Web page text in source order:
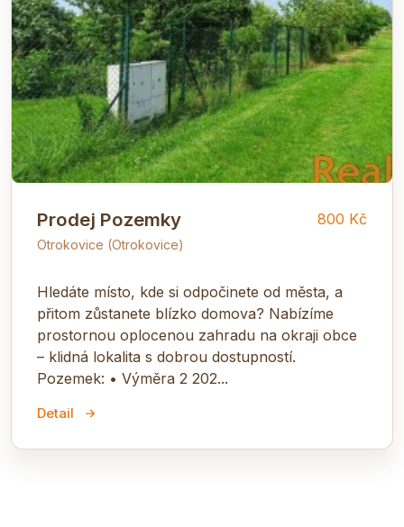
Prodej Pozemky
Otrokovice (Otrokovice)
800 Kč
Hledáte místo, kde si odpočinete od města, a
přitom zůstanete blízko domova? Nabízíme
prostornou oplocenou zahradu na okraji obce
– klidná lokalita s dobrou dostupností.
Pozemek: • Výměra 2 202...
Detail